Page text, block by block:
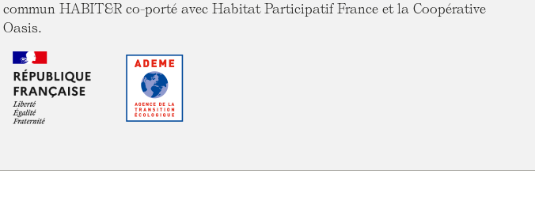
commun HABIT&R co-porté avec Habitat Participatif France et la Coopérative
Oasis.